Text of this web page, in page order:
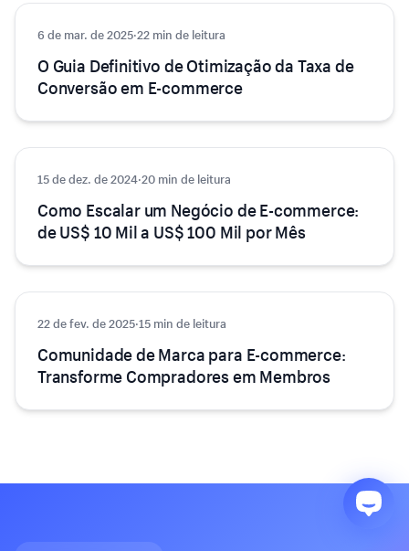
Crescimento
6 de mar. de 2025·22 min de leitura
O Guia Definitivo de Otimização da Taxa de
Conversão em E-commerce
Crescimento
15 de dez. de 2024·20 min de leitura
Como Escalar um Negócio de E-commerce:
de US$ 10 Mil a US$ 100 Mil por Mês
Crescimento
22 de fev. de 2025·15 min de leitura
Comunidade de Marca para E-commerce:
Transforme Compradores em Membros